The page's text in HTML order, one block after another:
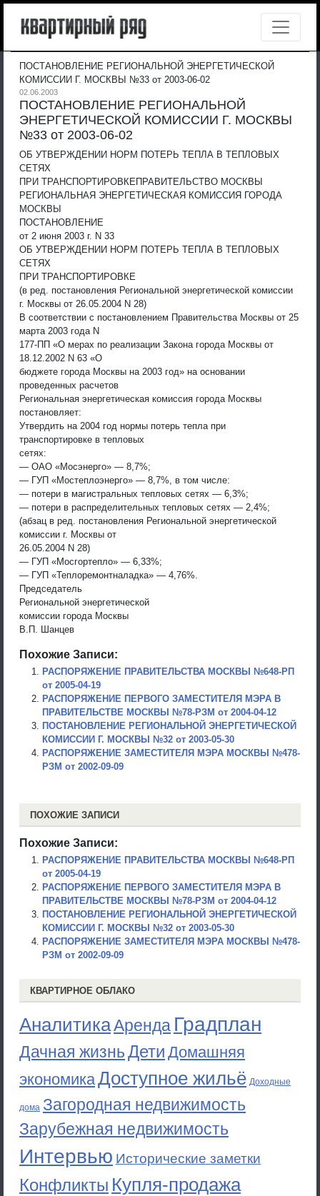
ПОСТАНОВЛЕНИЕ РЕГИОНАЛЬНОЙ ЭНЕРГЕТИЧЕСКОЙ
КОМИССИИ Г. МОСКВЫ №33 от 2003-06-02
02.06.2003
ПОСТАНОВЛЕНИЕ РЕГИОНАЛЬНОЙ
ЭНЕРГЕТИЧЕСКОЙ КОМИССИИ Г. МОСКВЫ
№33 от 2003-06-02
ОБ УТВЕРЖДЕНИИ НОРМ ПОТЕРЬ ТЕПЛА В ТЕПЛОВЫХ
СЕТЯХ
ПРИ ТРАНСПОРТИРОВКЕПРАВИТЕЛЬСТВО МОСКВЫ
РЕГИОНАЛЬНАЯ ЭНЕРГЕТИЧЕСКАЯ КОМИССИЯ ГОРОДА
МОСКВЫ
ПОСТАНОВЛЕНИЕ
от 2 июня 2003 г. N 33
ОБ УТВЕРЖДЕНИИ НОРМ ПОТЕРЬ ТЕПЛА В ТЕПЛОВЫХ
СЕТЯХ
ПРИ ТРАНСПОРТИРОВКЕ
(в ред. постановления Региональной энергетической комиссии
г. Москвы от 26.05.2004 N 28)
В соответствии с постановлением Правительства Москвы от 25
марта 2003 года N
177-ПП «О мерах по реализации Закона города Москвы от
18.12.2002 N 63 «О
бюджете города Москвы на 2003 год» на основании
проведенных расчетов
Региональная энергетическая комиссия города Москвы
постановляет:
Утвердить на 2004 год нормы потерь тепла при
транспортировке в тепловых
сетях:
— ОАО «Мосэнерго» — 8,7%;
— ГУП «Мостеплоэнерго» — 8,7%, в том числе:
— потери в магистральных тепловых сетях — 6,3%;
— потери в распределительных тепловых сетях — 2,4%;
(абзац в ред. постановления Региональной энергетической
комиссии г. Москвы от
26.05.2004 N 28)
— ГУП «Мосгортепло» — 6,33%;
— ГУП «Теплоремонтналадка» — 4,76%.
Председатель
Региональной энергетической
комиссии города Москвы
В.П. Шанцев
Похожие Записи:
РАСПОРЯЖЕНИЕ ПРАВИТЕЛЬСТВА МОСКВЫ №648-РП
от 2005-04-19
РАСПОРЯЖЕНИЕ ПЕРВОГО ЗАМЕСТИТЕЛЯ МЭРА В
ПРАВИТЕЛЬСТВЕ МОСКВЫ №78-РЗМ от 2004-04-12
ПОСТАНОВЛЕНИЕ РЕГИОНАЛЬНОЙ ЭНЕРГЕТИЧЕСКОЙ
КОМИССИИ Г. МОСКВЫ №32 от 2003-05-30
РАСПОРЯЖЕНИЕ ЗАМЕСТИТЕЛЯ МЭРА МОСКВЫ №478-
РЗМ от 2002-09-09
ПОХОЖИЕ ЗАПИСИ
Похожие Записи:
РАСПОРЯЖЕНИЕ ПРАВИТЕЛЬСТВА МОСКВЫ №648-РП
от 2005-04-19
РАСПОРЯЖЕНИЕ ПЕРВОГО ЗАМЕСТИТЕЛЯ МЭРА В
ПРАВИТЕЛЬСТВЕ МОСКВЫ №78-РЗМ от 2004-04-12
ПОСТАНОВЛЕНИЕ РЕГИОНАЛЬНОЙ ЭНЕРГЕТИЧЕСКОЙ
КОМИССИИ Г. МОСКВЫ №32 от 2003-05-30
РАСПОРЯЖЕНИЕ ЗАМЕСТИТЕЛЯ МЭРА МОСКВЫ №478-
РЗМ от 2002-09-09
КВАРТИРНОЕ ОБЛАКО
АналитикаАренда Градплан
Дачная жизньДети Домашняя
экономикаДоступное жильё Доходные
дома Загородная недвижимость
Зарубежная недвижимость
Интервью Исторические заметки
Конфликты Купля-продажа